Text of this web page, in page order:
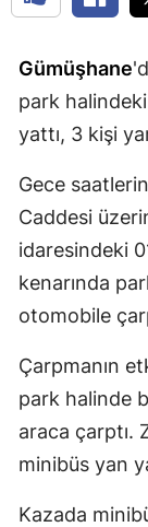
Gümüşhane
park
yattı, 3 kişi
Gece
Caddesi
idaresindeki
kenarında
otomobile
Çarpmanın
park halinde
araca çarptı.
minibüs yan
Kazada